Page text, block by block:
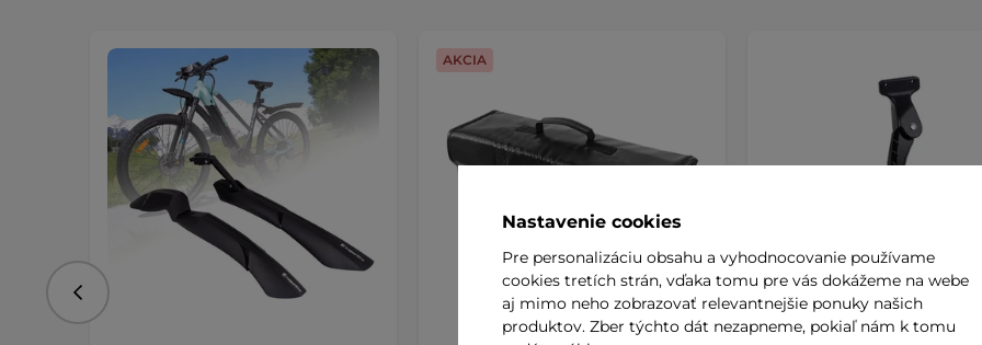
AKCIA
Predchádzajúce
Nastavenie cookies
Pre personalizáciu obsahu a vyhodnocovanie používame
cookies tretích strán, vďaka tomu pre vás dokážeme na webe
aj mimo neho zobrazovať relevantnejšie ponuky našich
produktov. Zber týchto dát nezapneme, pokiaľ nám k tomu